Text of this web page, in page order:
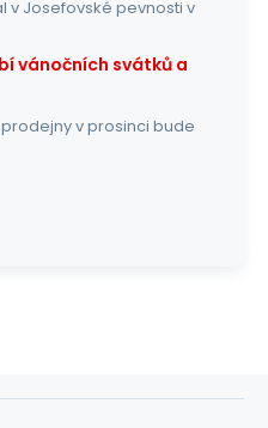
v Josefovské pevnosti v
vánočních svátků a
v prosinci bude